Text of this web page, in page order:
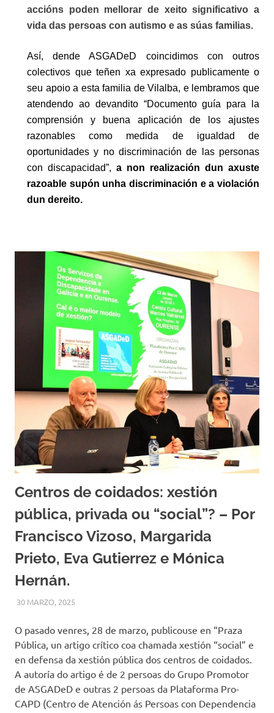
accións poden mellorar de xeito significativo a
vida das persoas con autismo e as súas familias.
Así, dende ASGADeD coincidimos con outros
colectivos que teñen xa expresado publicamenteo
seu apoio a esta familia de Vilalba, e lembramos que
atendendo ao devandito “Documento guía para la
comprensión y buena aplicación de los ajustes
razonables como medida de igualdad de
oportunidades y no discriminación de las personas
con discapacidad”, a non realización dun axuste
razoable supón un ha discriminación ea violación
dun dereito.
Centros de coidados: xestión
pública, privada ou “social”? – Por
Francisco Vizoso, Margarida
Prieto, Eva Gutierrez e Mónica
Hernán.
30 MARZO, 2025ASGADED
NOVAS DESTACADAS
O pasado venres, 28 de marzo, publicouse en “Praza
Pública, un artigo crítico coa chamada xestión “social” e
en defensa da xestión pública dos centros de coidados.
A autoría do artigo é de 2 persoas do Grupo Promotor
de ASGADeD e outras 2 persoas da Plataforma Pro-
CAPD (Centro de Atención ás Persoas con Dependencia